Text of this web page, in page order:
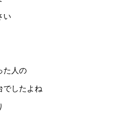
い
た人の
でしたよね